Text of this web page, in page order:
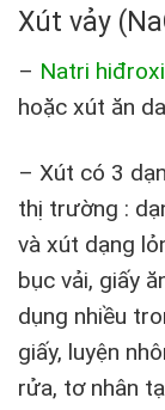
Xút vảy
– Natri
hoặc xút ăn
– Xút có 3
thị trường :
và xút dạng
bục vải, giấy
dụng nhiều
giấy, luyện
rửa, tơ nhân